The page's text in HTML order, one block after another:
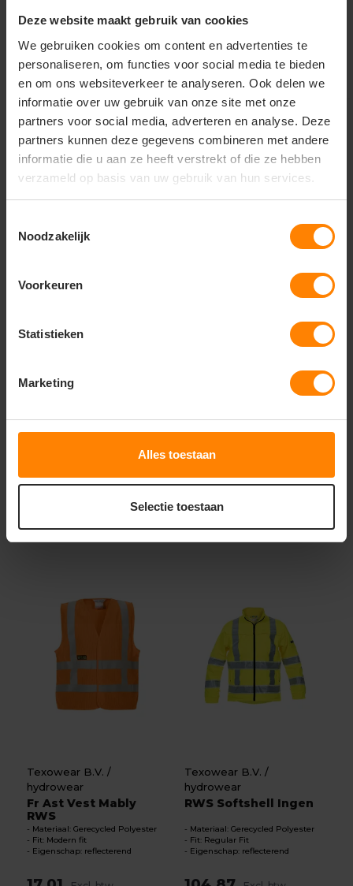
Deze website maakt gebruik van cookies
We gebruiken cookies om content en advertenties te
personaliseren, om functies voor social media te bieden
en om ons websiteverkeer te analyseren. Ook delen we
informatie over uw gebruik van onze site met onze
partners voor social media, adverteren en analyse. Deze
partners kunnen deze gegevens combineren met andere
informatie die u aan ze heeft verstrekt of die ze hebben
verzameld op basis van uw gebruik van hun services.
Noodzakelijk
Voorkeuren
Statistieken
Marketing
Alles toestaan
Selectie toestaan
Bekijken Bekijken
Tricorp Workwear
Materiaal: Polyester / Katoen
Bekijken
Veiligheidsvest Geen
Materiaal: Polyester / Katoen
6,15
Bekijken
Texowear B.V. /
hydrowear
Fr Ast Vest Mably
RWS
Materiaal: Gerecycled Polyester
Fit: Modern fit
Eigenschap: reflecterend
Texowear B.V. /
hydrowear
RWS Softshell Ingen
Materiaal: Gerecycled Polyester
Fit: Regular Fit
Eigenschap: reflecterend